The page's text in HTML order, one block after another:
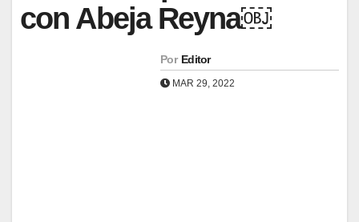
con Abeja Reyna￼
Por Editor
MAR 29, 2022